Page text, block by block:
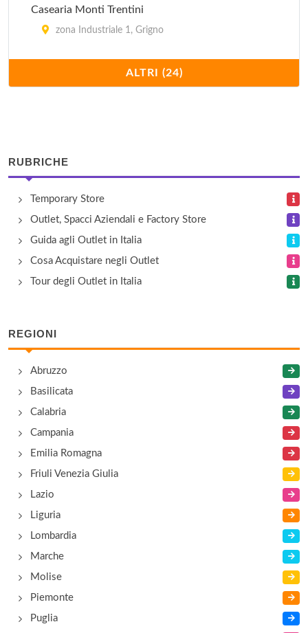
Casearia Monti Trentini
zona Industriale 1, Grigno
Caseificio di Predazzo
via Fiamme Gialle 34, Predazzo
Cereria Ronca
via della Cooperazione 13, Trento
Confezioni Moda Italia S.r.l.
via Giulio Catoni 147, Trento
Dolomiten Sportwear
località Piera 2/A, Tesero
ALTRI (24)
RUBRICHE
Temporary Store
Outlet, Spacci Aziendali e Factory Store
Guida agli Outlet in Italia
Cosa Acquistare negli Outlet
Tour degli Outlet in Italia
REGIONI
Abruzzo
Basilicata
Calabria
Campania
Emilia Romagna
Friuli Venezia Giulia
Lazio
Liguria
Lombardia
Marche
Molise
Piemonte
Puglia